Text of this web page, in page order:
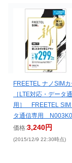
FREETEL ナノSIM
［LTE対応・データ
用］ FREETEL SIM
タ通信専用
価格:3,240円
(2015/12/9 22:30時点)